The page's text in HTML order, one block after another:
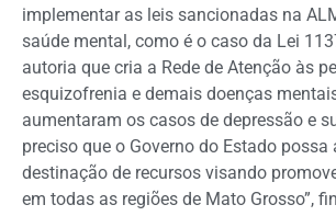
implementar as leis sancionadas na
saúde mental, como é o caso da Lei
autoria que cria a Rede de Atenção às
esquizofrenia e demais doenças
aumentaram os casos de depressão e
preciso que o Governo do Estado possa
destinação de recursos visando
em todas as regiões de Mato Grosso”,